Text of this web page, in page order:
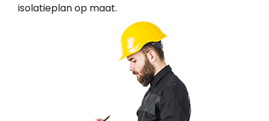
isolatieplan op maat.